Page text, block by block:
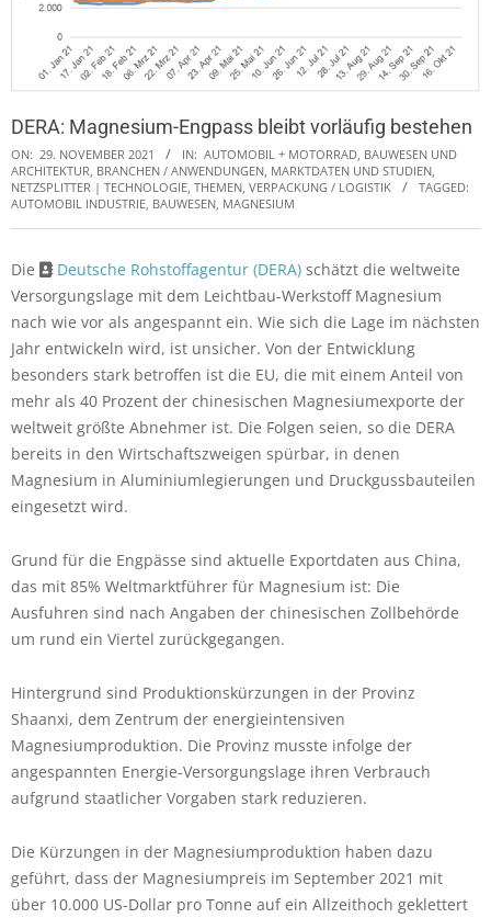
DERA: Magnesium-Engpass bleibt vorläufig bestehen
ON: 29. NOVEMBER 2021 IN: AUTOMOBIL + MOTORRAD BAUWESEN UND
ARCHITEKTUR BRANCHEN / ANWENDUNGEN MARKTDATEN UND STUDIEN
NETZSPLITTER | TECHNOLOGIE, THEMEN VERPACKUNG / LOGISTIK
TAGGED:
AUTOMOBIL INDUSTRIE BAUWESEN MAGNESIUM
Die Deutsche Rohstoffagentur (DERA) schätzt die weltweite
Versorgungslage mit dem Leichtbau-Werkstoff Magnesium
nach wie vor als angespannt ein. Wie sich die Lage im nächsten
Jahr entwickeln wird, ist unsicher. Von der Entwicklung
besonders stark betroffen ist die EU, die mit einem Anteil von
mehr als 40 Prozent der chinesischen Magnesiumexporte der
weltweit größte Abnehmer ist. Die Folgen seien, so die DERA
bereits in den Wirtschaftszweigen spürbar, in denen
Magnesium in Aluminiumlegierungen und Druckgussbauteilen
eingesetzt wird.
Grund für die Engpässe sind aktuelle Exportdaten aus China,
das mit 85% Weltmarktführer für Magnesium ist: Die
Ausfuhren sind nach Angaben der chinesischen Zollbehörde
um rund ein Viertel zurückgegangen.
Hintergrund sind Produktionskürzungen in der Provinz
Shaanxi, dem Zentrum der energieintensiven
Magnesiumproduktion. Die Provinz musste infolge der
angespannten Energie-Versorgungslage ihren Verbrauch
aufgrund staatlicher Vorgaben stark reduzieren.
Die Kürzungen in der Magnesiumproduktion haben dazu
geführt, dass der Magnesiumpreis im September 2021 mit
über 10.000 US-Dollar pro Tonne auf ein Allzeithoch geklettert